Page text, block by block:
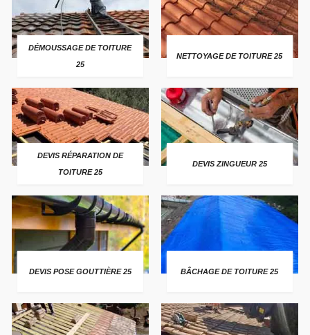
DÉMOUSSAGE DE TOITURE
25
NETTOYAGE DE TOITURE 25
DEVIS RÉPARATION DE
TOITURE 25
DEVIS ZINGUEUR 25
DEVIS POSE GOUTTIÈRE 25 BÂCHAGE DE TOITURE 25